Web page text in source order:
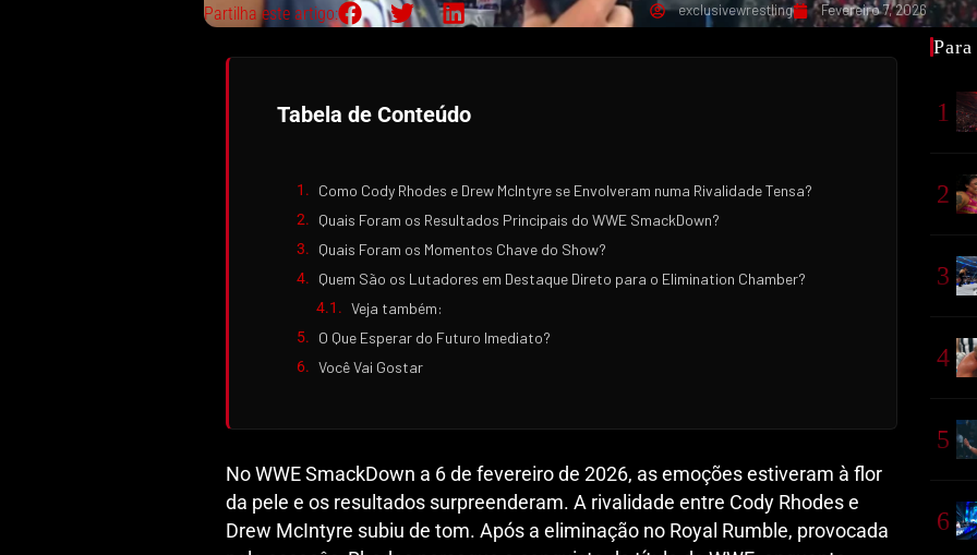
Partilha este artigo: exclusivewrestling Fevereiro 7, 2026
Tabela de Conteúdo
Como Cody Rhodes e Drew McIntyre se Envolveram numa Rivalidade Tensa?
Quais Foram os Resultados Principais do WWE SmackDown?
Quais Foram os Momentos Chave do Show?
Quem São os Lutadores em Destaque Direto para o Elimination Chamber?
Veja também:
O Que Esperar do Futuro Imediato?
Você Vai Gostar
No WWE SmackDown a 6 de fevereiro de 2026, as emoções estiveram à flor
da pele e os resultados surpreenderam. A rivalidade entre Cody Rhodes e
Drew McIntyre subiu de tom. Após a eliminação no Royal Rumble, provocada
1
2
3
4
5
6